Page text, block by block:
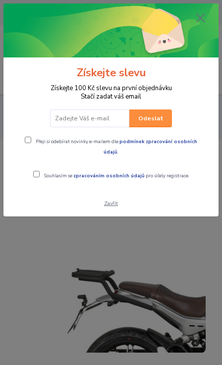
OPAVA 733537099/HLUČÍN
734541648/OLOMOUC 734593593
0,00 CZK
PRO STROJE MOTO PŘÍSLUŠENSTVÍ
KUFRY / BRAŠNY /
MONTÁŽNÍ SADY / TANKVAKY / VAKY
MONTÁŽNÍ SADY
Montážní sada Top Master QJ MOTOR SRV 550 ST Q0SV52ST
MOTOR SRV 550 ST Q0SV52ST
Získejte slevu
Získejte 100 Kč slevu na první objednávku
Stačí zadat váš email
Odeslat
Přeji si odebírat novinky e-mailem dlepodmínek zpracování osobních
údajů.
Souhlasím se zpracováním osobních údajů pro účely registrace.
Zavřít